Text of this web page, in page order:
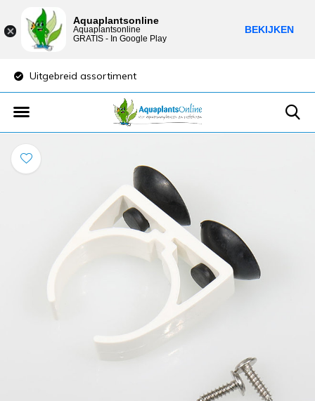
Uitgebreid assortiment
Aquaplantsonline
Aquaplantsonline
GRATIS - In Google Play
BEKIJKEN